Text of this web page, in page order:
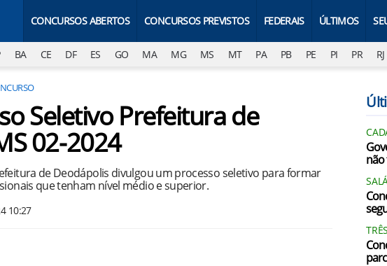
CONCURSOS ABERTOS CONCURSOS PREVISTOS FEDERAIS ÚLTIMOS
BA CE DF ES GO MA MG MS MT PA PB PE PI PR RJ
Seletivo Prefeitura de
02-2024
de Deodápolis divulgou um processo seletivo para formar
que tenham nível médio e superior.
10:27
não